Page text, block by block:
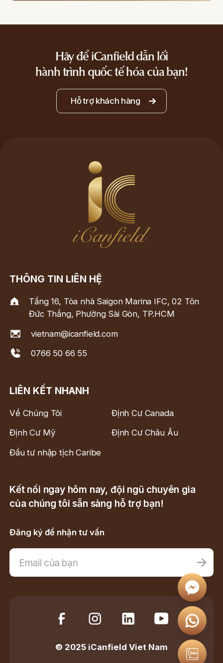
Hãy để iCanfield dẫn lối
hành trình quốc tế hóa của bạn!
Hỗ trợ khách hàng
THÔNG TIN LIÊN HỆ
Tầng 16, Tòa nhà Saigon Marina IFC, 02 Tôn
Đức Thắng, Phường Sài Gòn, TP.HCM
vietnam@icanfield.com
0766 50 66 55
LIÊN KẾT NHANH
Về Chúng Tôi
Định Cư Canada
Định Cư Mỹ
Định Cư Châu Âu
Đầu tư nhập tịch Caribe
Kết nối ngay hôm nay, đội ngũ chuyên gia
của chúng tôi sẵn sàng hỗ trợ bạn!
Đăng ký để nhận tư vấn
© 2025 iCanfield Viet Nam